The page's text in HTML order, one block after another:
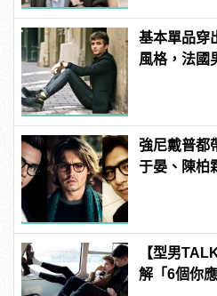
基本單品穿
風格，法國
強尼戴普都
于晏、陳柏
【型男
解「6個你